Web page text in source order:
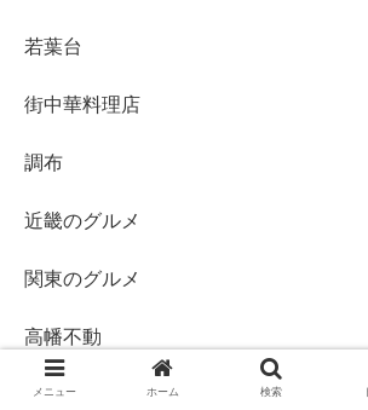
若葉台
街中華料理店
調布
近畿のグルメ
関東のグルメ
高幡不動
魁力屋
メニュー ホーム 検索